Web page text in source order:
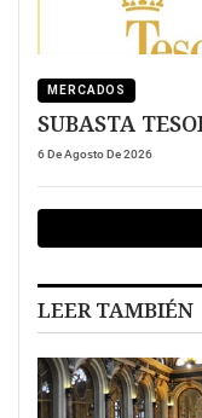
MERCADOS
SUBASTA
6 De Agosto De 2026
LEER TAMBIÉN